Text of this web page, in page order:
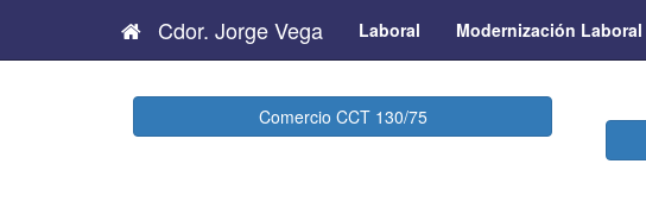
Cdor. Jorge Vega Laboral Modernización Laboral
Comercio CCT 130/75